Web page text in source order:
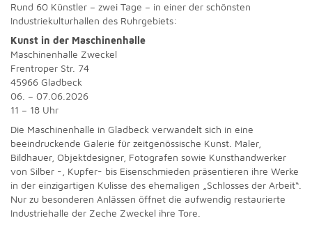
Rund 60 Künstler – zwei Tage – in einer der schönsten
Industriekulturhallen des Ruhrgebiets:
Kunst in der Maschinenhalle
Maschinenhalle Zweckel
Frentroper Str. 74
45966 Gladbeck
06. – 07.06.2026
11 – 18 Uhr
Die Maschinenhalle in Gladbeck verwandelt sich in eine
beeindruckende Galerie für zeitgenössische Kunst. Maler,
Bildhauer, Objektdesigner, Fotografen sowie Kunsthandwerker
von Silber -, Kupfer- bis Eisenschmieden präsentieren ihre Werke
in der einzigartigen Kulisse des ehemaligen „Schlosses der Arbeit“.
Nur zu besonderen Anlässen öffnet die aufwendig restaurierte
Industriehalle der Zeche Zweckel ihre Tore.